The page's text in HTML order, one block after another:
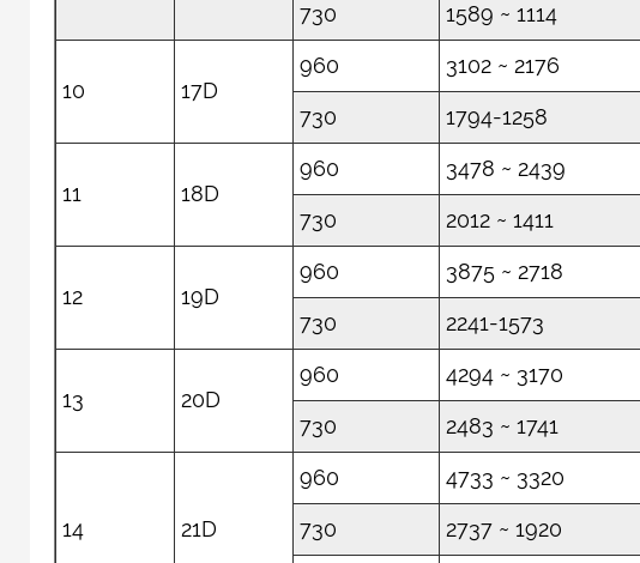
730 1589 ~ 1114
10 17D
960 3102 ~ 2176
730 1794-1258
11 18D
960 3478 ~ 2439
730 2012 ~ 1411
12 19D
960 3875 ~ 2718
730 2241-1573
13 20D
960 4294 ~ 3170
730 2483 ~ 1741
14 21D
960 4733 ~ 3320
730 2737 ~ 1920